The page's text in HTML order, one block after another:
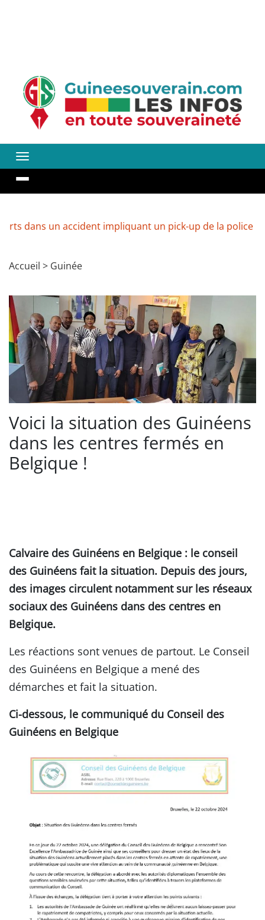
un accident impliquant un pick-up de la police
Accueil > Guinée
Voici la situation des Guinéens
dans les centres fermés en
Belgique !
Calvaire des Guinéens en Belgique : le conseil
des Guinéens fait la situation. Depuis des jours,
des images circulent notamment sur les réseaux
sociaux des Guinéens dans des centres en
Belgique.
Les réactions sont venues de partout. Le Conseil
des Guinéens en Belgique a mené des
démarches et fait la situation.
Ci-dessous, le communiqué du Conseil des
Guinéens en Belgique